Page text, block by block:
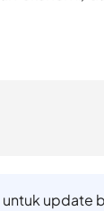
untuk update